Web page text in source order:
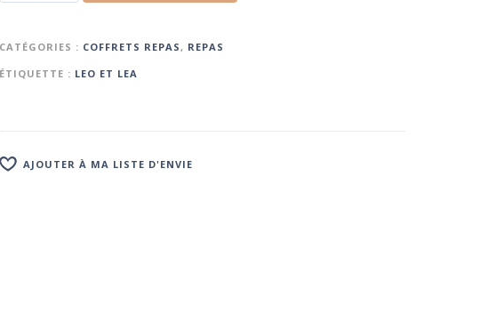
CATÉGORIES : COFFRETS REPAS , REPAS
ÉTIQUETTE : LEO ET LEA
AJOUTER À MA LISTE D'ENVIE